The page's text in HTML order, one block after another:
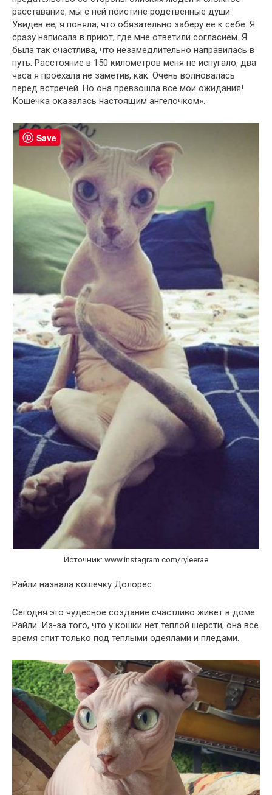
расставание, мы с ней поистине родственные души.
Увидев ее, я поняла, что обязательно заберу ее к себе. Я
сразу написала в приют, где мне ответили согласием. Я
была так счастлива, что незамедлительно направилась в
путь. Расстояние в 150 километров меня не испугало, два
часа я проехала не заметив, как. Очень волновалась
перед встречей. Но она превзошла все мои ожидания!
Кошечка оказалась настоящим ангелочком».
Источник: www.instagram.com/ryleerae
Райли назвала кошечку Долорес.
Сегодня это чудесное создание счастливо живет в доме
Райли. Из-за того, что у кошки нет теплой шерсти, она все
время спит только под теплыми одеялами и пледами.
Save